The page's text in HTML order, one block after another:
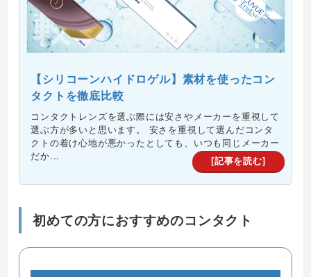
【シリコーンハイドロゲル】素材を使ったコン
タクトを徹底比較
コンタクトレンズを選ぶ際には安さやメーカーを重視して
選ぶ方が多いと思います。 安さを重視して選んだコンタ
クトの着け心地が悪かったとしても、いつも同じメーカー
だか...
[記事を読む]
初めての方におすすめのコンタクト